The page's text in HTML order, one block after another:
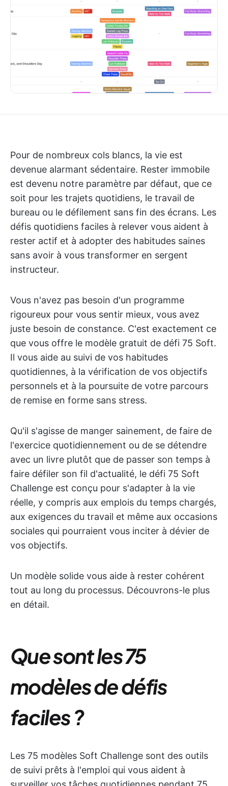
Pour de nombreux cols blancs, la vie est
devenue alarmant sédentaire. Rester immobile
est devenu notre paramètre par défaut, que ce
soit pour les trajets quotidiens, le travail de
bureau ou le défilement sans fin des écrans. Les
défis quotidiens faciles à relever vous aident à
rester actif et à adopter des habitudes saines
sans avoir à vous transformer en sergent
instructeur.
Vous n'avez pas besoin d'un programme
rigoureux pour vous sentir mieux, vous avez
juste besoin de constance. C'est exactement ce
que vous offre le modèle gratuit de défi 75 Soft.
Il vous aide au suivi de vos habitudes
quotidiennes, à la vérification de vos objectifs
personnels et à la poursuite de votre parcours
de remise en forme sans stress.
Qu'il s'agisse de manger sainement, de faire de
l'exercice quotidiennement ou de se détendre
avec un livre plutôt que de passer son temps à
faire défiler son fil d'actualité, le défi 75 Soft
Challenge est conçu pour s'adapter à la vie
réelle, y compris aux emplois du temps chargés,
aux exigences du travail et même aux occasions
sociales qui pourraient vous inciter à dévier de
vos objectifs.
Un modèle solide vous aide à rester cohérent
tout au long du processus. Découvrons-le plus
en détail.
Que sont les 75
modèles de défis
faciles ?
Les 75 modèles Soft Challenge sont des outils
de suivi prêts à l'emploi qui vous aident à